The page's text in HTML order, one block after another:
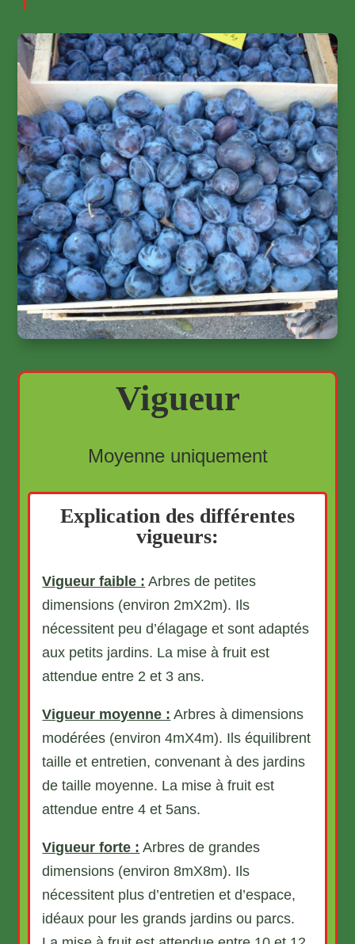
Vigueur
Moyenne uniquement
Explication des différentes
vigueurs:
Vigueur faible : Arbres de petites
dimensions (environ 2mX2m). Ils
nécessitent peu d’élagage et sont adaptés
aux petits jardins. La mise à fruit est
attendue entre 2 et 3 ans.
Vigueur moyenne : Arbres à dimensions
modérées (environ 4mX4m). Ils équilibrent
taille et entretien, convenant à des jardins
de taille moyenne. La mise à fruit est
attendue entre 4 et 5ans.
Vigueur forte : Arbres de grandes
dimensions (environ 8mX8m). Ils
nécessitent plus d’entretien et d’espace,
idéaux pour les grands jardins ou parcs.